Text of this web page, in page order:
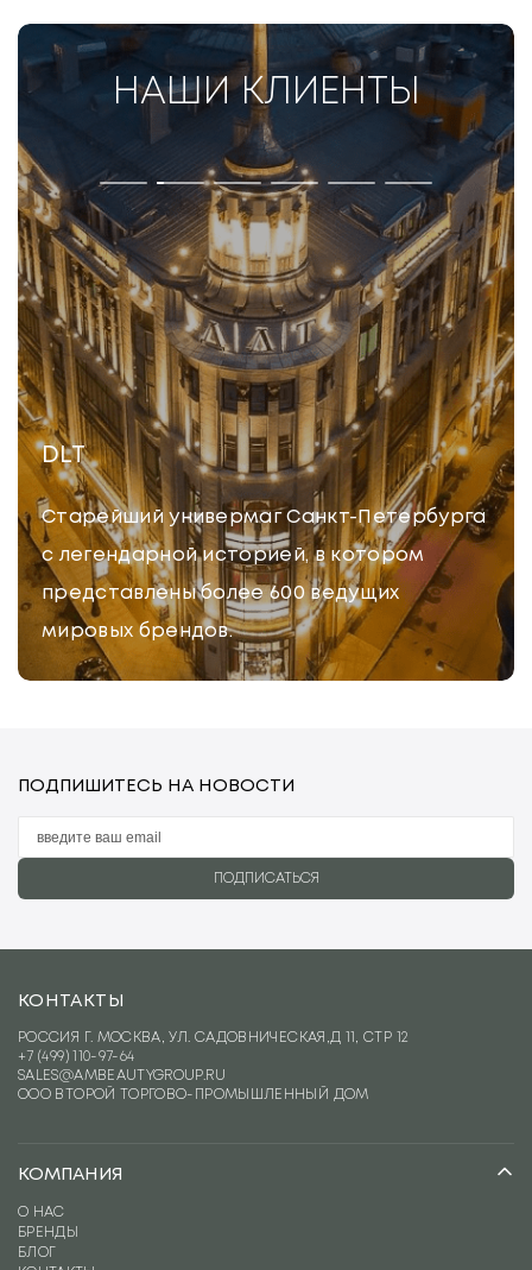
НАШИ КЛИЕНТЫ
DLT
Старейший универмаг Санкт-Петербурга
с легендарной историей, в котором
представлены более 600 ведущих
мировых брендов.
КОНТАКТЫ
РОССИЯ Г. МОСКВА, УЛ. САДОВНИЧЕСКАЯ,Д 11, СТР 12
+7 (499) 110-97-64
SALES@AMBEAUTYGROUP.RU
ООО ВТОРОЙ ТОРГОВО-ПРОМЫШЛЕННЫЙ ДОМ
КОМПАНИЯ
О НАС
БРЕНДЫ
БЛОГ
ПОДПИШИТЕСЬ НА НОВОСТИ
ПОДПИСАТЬСЯ